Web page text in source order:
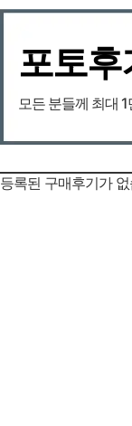
포토후
모든 분들께 최대
등록된 구매후기가